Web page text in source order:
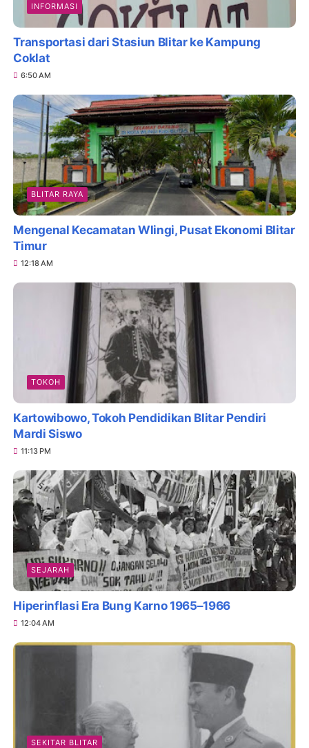
INFORMASI
Transportasi dari Stasiun Blitar ke Kampung
Coklat
6:50 AM
BLITAR RAYA
Mengenal Kecamatan Wlingi, Pusat Ekonomi Blitar
Timur
12:18 AM
TOKOH
Kartowibowo, Tokoh Pendidikan Blitar Pendiri
Mardi Siswo
11:13 PM
SEJARAH
Hiperinflasi Era Bung Karno 1965–1966
12:04 AM
SEKITAR BLITAR